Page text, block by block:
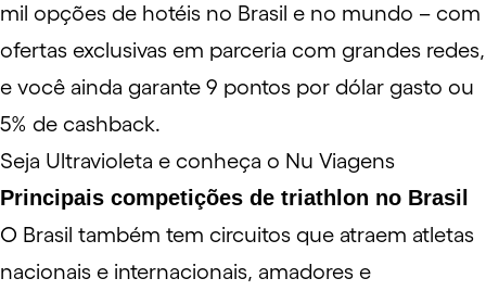
mil opções de hotéis no Brasil e no mundo – com
ofertas exclusivas em parceria com grandes redes,
e você ainda garante 9 pontos por dólar gasto ou
5% de cashback.
Seja Ultravioleta e conheça o Nu Viagens
Principais competições de triathlon no Brasil
O Brasil também tem circuitos que atraem atletas
nacionais e internacionais, amadores e